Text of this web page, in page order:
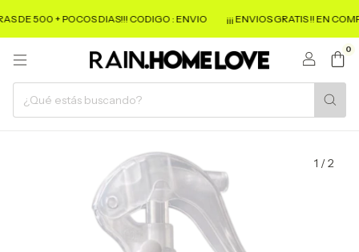
500 + POCOS DIAS!!! CODIGO : ENVIO ¡¡¡ ENVIOS GRATIS !! EN
0
1 /2